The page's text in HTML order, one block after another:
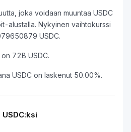
joka voidaan muuntaa USDC
alustalla. Nykyinen vaihtokurssi
USDC.
72B USDC.
USDC on laskenut 50.00%.
USDC:ksi